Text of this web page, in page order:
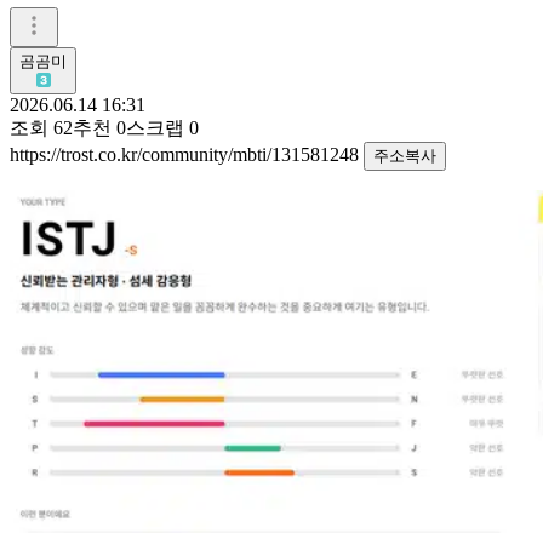
곰곰미
2026.06.14 16:31
조회 62추천 0스크랩 0
https://trost.co.kr/community/mbti/131581248
주소복사